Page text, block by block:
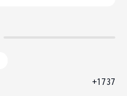
+1737